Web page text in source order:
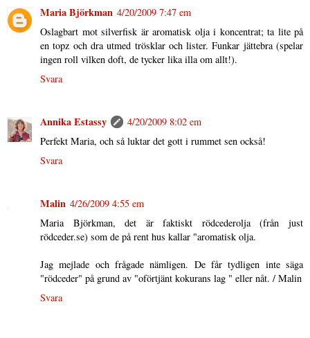
Maria Björkman 4/20/2009 7:47 em
Oslagbart mot silverfisk är aromatisk olja i koncentrat; ta lite på
en topz och dra utmed trösklar och lister. Funkar jättebra (spelar
ingen roll vilken doft, de tycker lika illa om allt!).
Svara
Annika Estassy
4/20/2009 8:02 em
Perfekt Maria, och så luktar det gott i rummet sen också!
Svara
Malin 4/26/2009 4:55 em
Maria Björkman, det är faktiskt rödcederolja (från just
rödceder.se) som de på rent hus kallar "aromatisk olja.
Jag mejlade och frågade nämligen. De får tydligen inte säga
"rödceder" på grund av "oförtjänt kokurans lag " eller nåt. / Malin
Svara